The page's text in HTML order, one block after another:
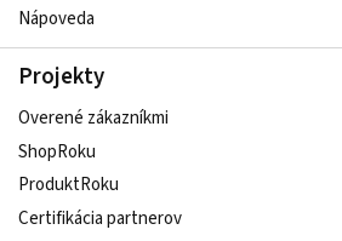
Nápoveda
Projekty
Overené zákazníkmi
ShopRoku
ProduktRoku
Certifikácia partnerov